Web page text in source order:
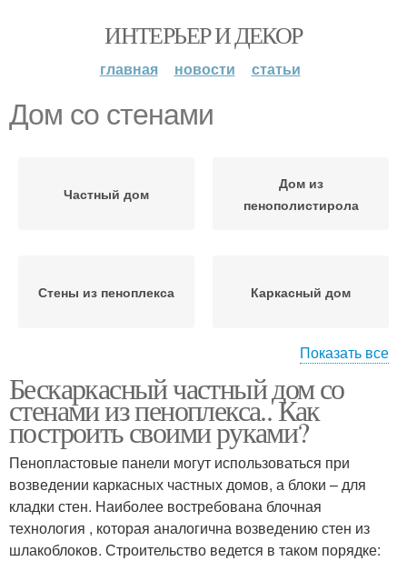
ИНТЕРЬЕР И ДЕКОР
главная новости статьи
Дом со стенами
Частный дом
Дом из
пенополистирола
Стены из пеноплекса Каркасный дом
Дом из пеноплекса
Показать все
Бескаркасный частный дом со
стенами из пеноплекса.. Как
построить своими руками?
Пенопластовые панели могут использоваться при
возведении каркасных частных домов, а блоки – для
кладки стен. Наиболее востребована блочная
технология , которая аналогична возведению стен из
шлакоблоков. Строительство ведется в таком порядке: